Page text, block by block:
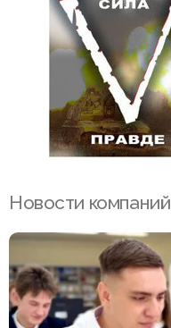
Новости компаний